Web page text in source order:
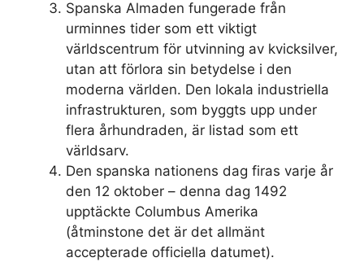
Spanska Almaden fungerade från
urminnes tider som ett viktigt
världscentrum för utvinning av kvicksilver,
utan att förlora sin betydelse i den
moderna världen. Den lokala industriella
infrastrukturen, som byggts upp under
flera århundraden, är listad som ett
världsarv.
Den spanska nationens dag firas varje år
den 12 oktober – denna dag 1492
upptäckte Columbus Amerika
(åtminstone det är det allmänt
accepterade officiella datumet).